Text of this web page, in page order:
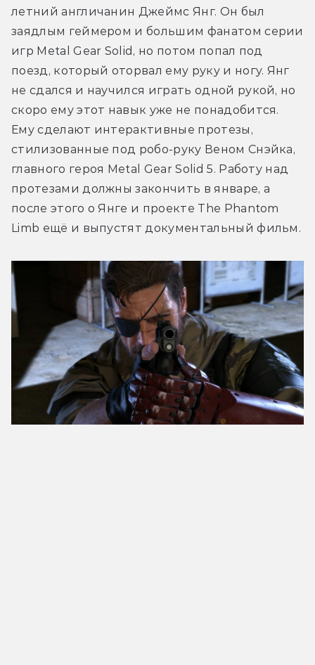
летний англичанин Джеймс Янг. Он был
заядлым геймером и большим фанатом серии
игр Metal Gear Solid, но потом попал под
поезд, который оторвал ему руку и ногу. Янг
не сдался и научился играть одной рукой, но
скоро ему этот навык уже не понадобится.
Ему сделают интерактивные протезы,
стилизованные под робо-руку Веном Снэйка,
главного героя Metal Gear Solid 5. Работу над
протезами должны закончить в январе, а
после этого о Янге и проекте The Phantom
Limb ещё и выпустят документальный фильм.